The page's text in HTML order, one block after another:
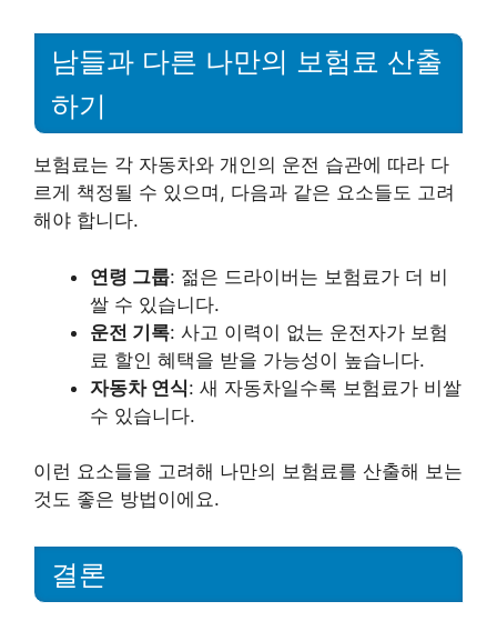
남들과 다른 나만의 보험료 산출
하기
보험료는 각 자동차와 개인의 운전 습관에 따라 다
르게 책정될 수 있으며, 다음과 같은 요소들도 고려
해야 합니다.
연령 그룹: 젊은 드라이버는 보험료가 더 비
쌀 수 있습니다.
운전 기록: 사고 이력이 없는 운전자가 보험
료 할인 혜택을 받을 가능성이 높습니다.
자동차 연식: 새 자동차일수록 보험료가 비쌀
수 있습니다.
이런 요소들을 고려해 나만의 보험료를 산출해 보는
것도 좋은 방법이에요.
결론